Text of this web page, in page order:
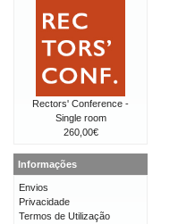
Rectors' Conference -
Single room
260,00€
Informações
Envios
Privacidade
Termos de Utilização